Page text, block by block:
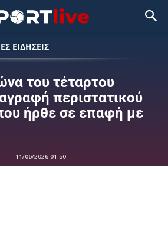
ΕΙΔΗΣΕΙΣ
του τέταρτου
περιστατικού
ήρθε σε επαφή με
11/06/2026 01:50